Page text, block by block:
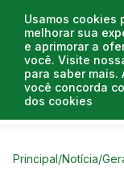
Usamos cookies
melhorar sua
e aprimorar a
você. Visite
para saber mais.
você concorda
dos cookies
Curtas do Poder
Principal/Notícia/